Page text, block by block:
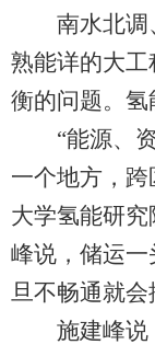
南水北调、
熟能详的大
衡的问题。氢
“能源、资
一个地方，
大学氢能研
峰说，储运
旦不畅通就会
施建峰说，